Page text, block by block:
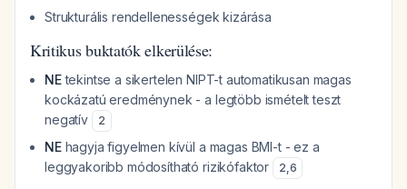
Strukturális rendellenességek kizárása
Kritikus buktatók elkerülése:
NEtekintse a sikertelen NIPT-t automatikusan magas
kockázatú eredménynek - a legtöbb ismételt teszt
negatív
2
NEhagyja figyelmen kívül a magas BMI-t - ez a
leggyakoribb módosítható rizikófaktor
2,6